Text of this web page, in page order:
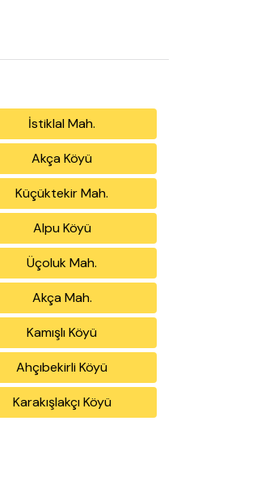
İstiklal Mah.
Akça Köyü
Küçüktekir Mah.
Alpu Köyü
Üçoluk Mah.
Akça Mah.
Kamışlı Köyü
Ahçıbekirli Köyü
Karakışlakçı Köyü